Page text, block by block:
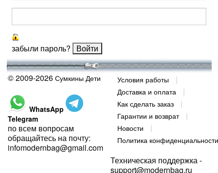
забыли пароль?
© 2009-2026 Сумкины Дети
WhatsApp
Telegram
по всем вопросам
обращайтесь на почту:
infomodernbag@gmail.com
Условия работы
Доставка и оплата
Как сделать заказ
Гарантии и возврат
Новости
Политика конфиденциальности
Техническая поддержка -
support@modernbag.ru